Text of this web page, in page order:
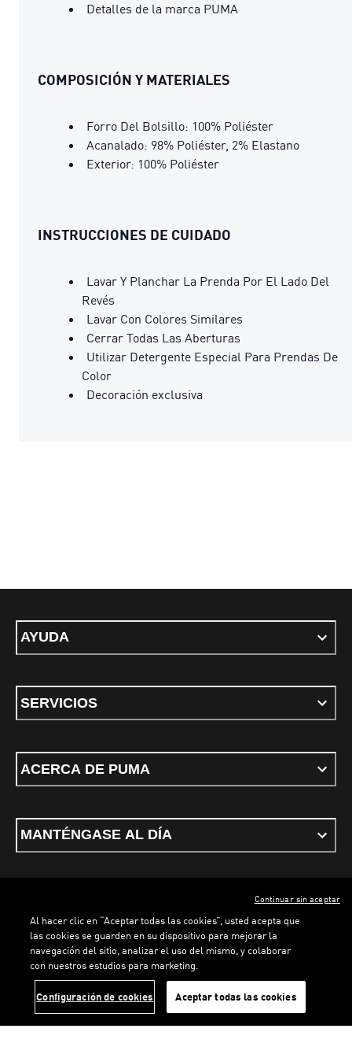
LOADING...
Detalles de la marca PUMA
COMPOSICIÓN Y MATERIALES
Forro Del Bolsillo: 100% Poliéster
Acanalado: 98% Poliéster, 2% Elastano
Exterior: 100% Poliéster
INSTRUCCIONES DE CUIDADO
Lavar Y Planchar La Prenda Por El Lado Del
Revés
Lavar Con Colores Similares
Cerrar Todas Las Aberturas
Utilizar Detergente Especial Para Prendas De
Color
Decoración exclusiva
AYUDA
SERVICIOS
ACERCA DE PUMA
MANTÉNGASE AL DÍA
Términos y condicionesPolítica de Privacidad
ESPAÑOL
PUMA, 2026. Todos los derechos reservados
Al hacer clic en “Aceptar todas las cookies”, usted acepta que
las cookies se guarden en su dispositivo para mejorar la
navegación del sitio, analizar el uso del mismo, y colaborar
con nuestros estudios para marketing.
Configuración de cookies Aceptar todas las cookies
Continuar sin aceptar